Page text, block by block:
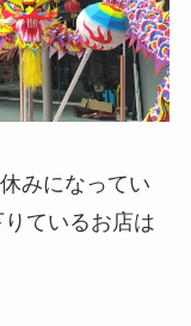
みになってい
ているお店は